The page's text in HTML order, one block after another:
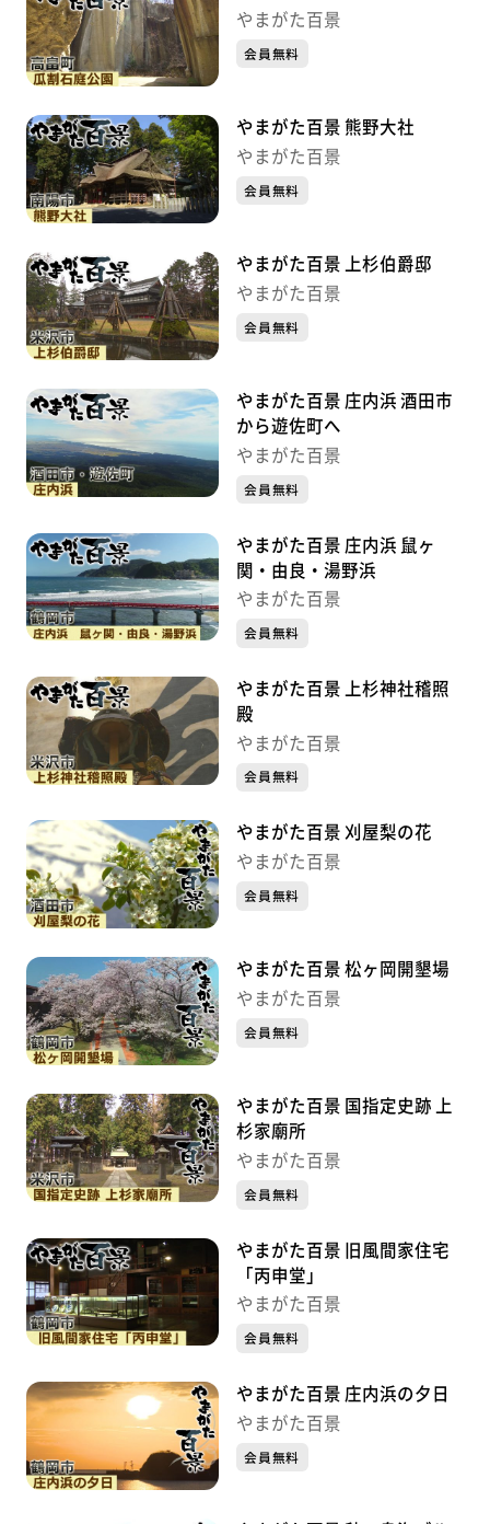
やまがた百景
会員無料
やまがた百景 熊野大社
やまがた百景
会員無料
やまがた百景 上杉伯爵邸
やまがた百景
会員無料
やまがた百景 庄内浜 酒田市
から遊佐町へ
やまがた百景
会員無料
やまがた百景 庄内浜 鼠ヶ
関・由良・湯野浜
やまがた百景
会員無料
やまがた百景 上杉神社稽照
殿
やまがた百景
会員無料
やまがた百景 刈屋梨の花
やまがた百景
会員無料
やまがた百景 松ヶ岡開墾場
やまがた百景
会員無料
やまがた百景 国指定史跡 上
杉家廟所
やまがた百景
会員無料
やまがた百景 旧風間家住宅
「丙申堂」
やまがた百景
会員無料
やまがた百景 庄内浜の夕日
やまがた百景
会員無料